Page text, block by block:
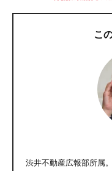
こ
渋井不動産広報部所属